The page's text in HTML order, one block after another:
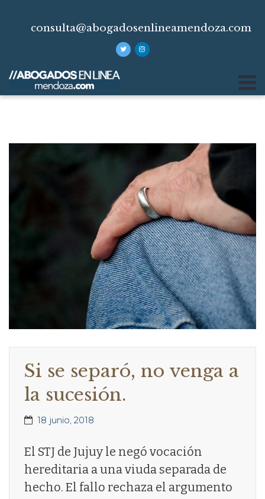
consulta@abogadosenlineamendoza.com
Si se separó, no venga a
la sucesión.
18 junio, 2018
El STJ de Jujuy le negó vocación
hereditaria a una viuda separada de
hecho. El fallo rechaza el argumento